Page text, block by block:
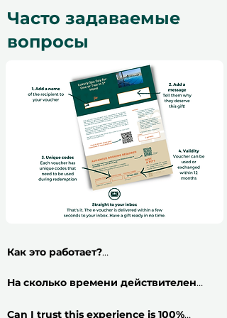
Часто задаваемые
вопросы
Как это работает?
на впечатление очень просто: следуйте
сертификат менее чем за 2 минуты!
На сколько времени действителен
сертификаты действительны в течение
Can I trust this experience is 100%